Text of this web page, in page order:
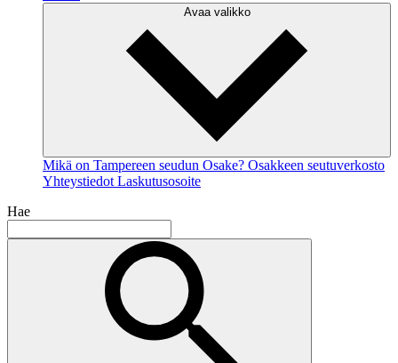
Avaa valikko
Mikä on Tampereen seudun Osake? Osakkeen seutuverkosto
Yhteystiedot Laskutusosoite
Hae